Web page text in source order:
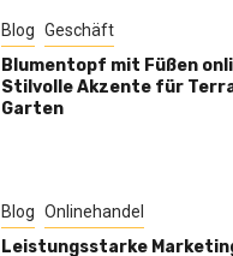
Blog Geschäft
Blumentopf mit Füßen
Stilvolle Akzente für
Garten
Blog Onlinehandel
Leistungsstarke